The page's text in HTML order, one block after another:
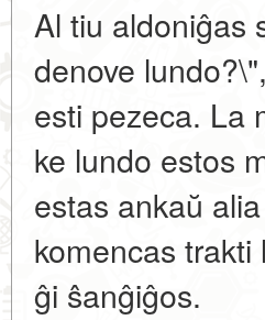
Al tiu aldoniĝas
denove
esti pezeca. La
ke lundo estos
estas ankaŭ
komencas
ĝi ŝanĝiĝos.